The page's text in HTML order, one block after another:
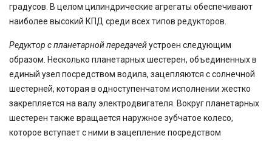
градусов. В целом цилиндрические агрегаты обеспечивают
наиболее высокий КПД среди всех типов редукторов.
Редуктор с планетарной передачейустроен следующим
образом. Несколько планетарных шестерен, объединенных в
единый узел посредством водила, зацепляются с солнечной
шестерней, которая в одноступенчатом исполнении жестко
закрепляется на валу электродвигателя. Вокруг планетарных
шестерен также вращается наружное зубчатое колесо,
которое вступает с ними в зацепление посредством